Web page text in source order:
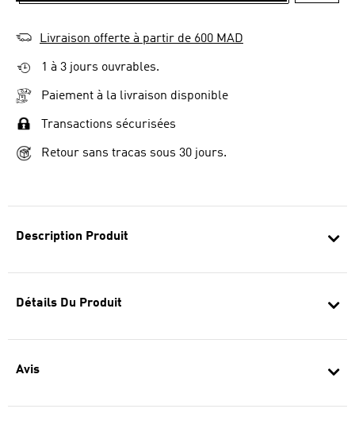
Description Produit
Détails Du Produit
Avis
Livraison offerte à partir de 600 MAD
1 à 3 jours ouvrables.
Paiement à la livraison disponible
Transactions sécurisées
Retour sans tracas sous 30 jours.